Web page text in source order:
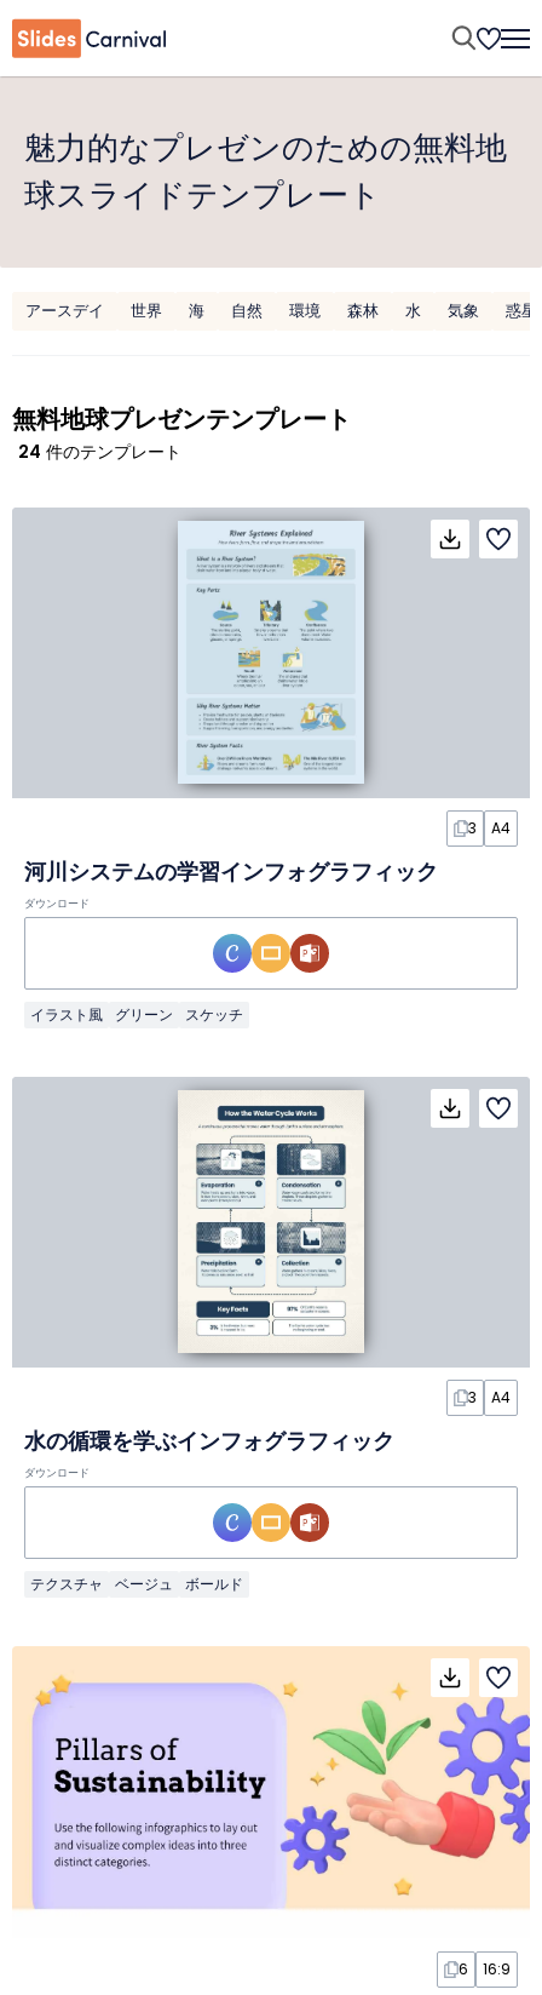
魅力的なプレゼンのための無料地
球スライドテンプレート
アースデイ 世界 海 自然 環境 森林 水 気象 惑星
無料地球プレゼンテンプレート
24 件のテンプレート
3 A4
河川システムの学習インフォグラフィック
ダウンロード
イラスト風 グリーン スケッチ
3 A4
水の循環を学ぶインフォグラフィック
ダウンロード
テクスチャ ベージュ ボールド
6 16:9